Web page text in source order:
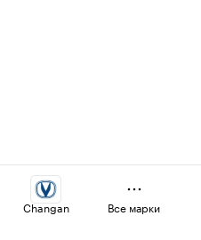
Changan Все марки